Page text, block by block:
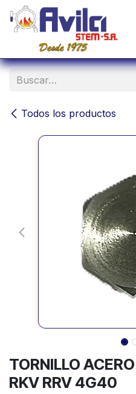
Ir al contenido
Todos los productos
TORNILLO
RKV RRV 4G40